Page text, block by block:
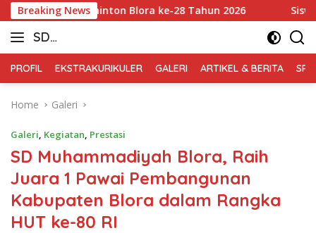
Skip
to
content
Breaking News
Badminton Blora ke-28 Tahun 2026 Siswa-
SD
Muhammadiyah
Blora
PROFIL EKSTRAKURIKULER GALERI ARTIKEL & BERITA
Home Galeri
Galeri, Kegiatan, Prestasi
SD Muhammadiyah Blora, Raih
Juara 1 Pawai Pembangunan
Kabupaten Blora dalam Rangka
HUT ke-80 RI